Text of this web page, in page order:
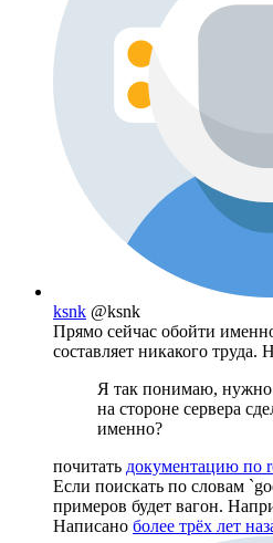
ksnk @ksnk
Прямо сейчас обойти
составляет никакого
Я так понимаю, нужно
на стороне сервера
именно?
почитать документацию по
Если поискать по словам
примеров будет вагон.
Написано более трёх лет